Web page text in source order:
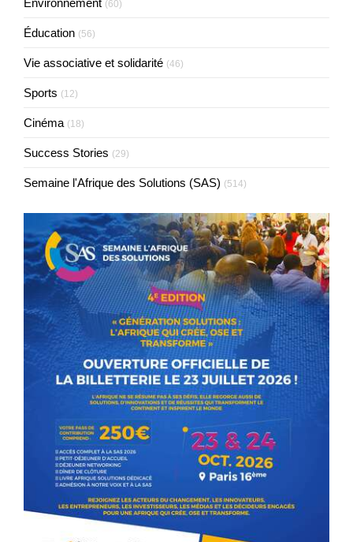
Environnement (60)
Éducation (56)
Vie associative et solidarité (46)
Sports (12)
Cinéma (18)
Success Stories (29)
Semaine l'Afrique des Solutions (SAS) (514)